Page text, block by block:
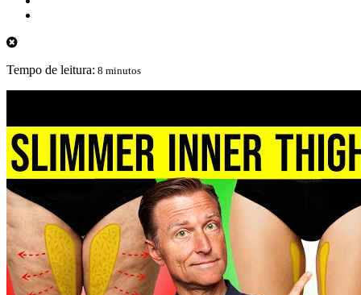
Tempo de leitura: 8 minutos